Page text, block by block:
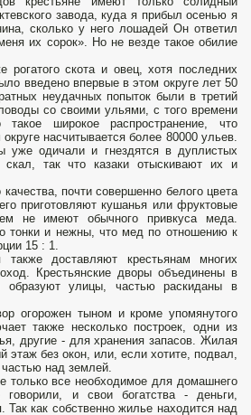
завода, куда я прибыл осенью я
сколько у него лошадей Он ответил
их сорок». Но не везде такое обилие
рогатого скота и овец, хотя последних
введено впервые в этом округе лет 50
неудачных попыток были в третий
со своими ульями, с того времени
такое широкое распространение, что
насчитывается более 80000 ульев.
уже одичали и гнездятся в дуплистых
скал, так что казаки отыскивают их и
почти совершенно белого цвета
приготовляют кушанья или фруктовые
не имеют обычного привкуса меда.
тонки и нежны, что мед по отношению к
15 : 1.
доставляют крестьянам многих
Крестьянские дворы объединены в
образуют улицы, частью раскиданы в
огорожен тыном и кроме упомянутого
также несколько построек, одни из
другие - для хранения запасов. Жилая
этаж без окон, или, если хотите, подвал,
над землей.
только все необходимое для домашнего
и свои богатства - деньги,
Так как собственно жилье находится над